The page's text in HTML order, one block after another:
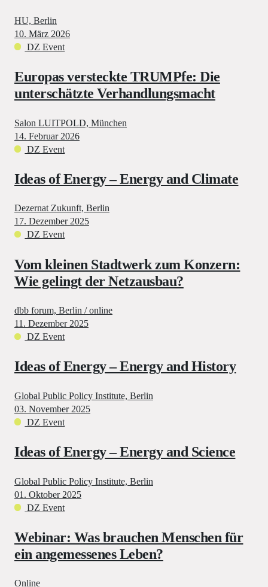
HU, Berlin
10. März 2026
DZ Event
Europas versteckte TRUMPfe: Die
unterschätzte Verhandlungsmacht
Salon LUITPOLD, München
14. Februar 2026
DZ Event
Ideas of Energy – Energy and Climate
Dezernat Zukunft, Berlin
17. Dezember 2025
DZ Event
Vom kleinen Stadtwerk zum Konzern:
Wie gelingt der Netzausbau?
dbb forum, Berlin / online
11. Dezember 2025
DZ Event
Ideas of Energy – Energy and History
Global Public Policy Institute, Berlin
03. November 2025
DZ Event
Ideas of Energy – Energy and Science
Global Public Policy Institute, Berlin
01. Oktober 2025
DZ Event
Webinar: Was brauchen Menschen für
ein angemessenes Leben?
Online